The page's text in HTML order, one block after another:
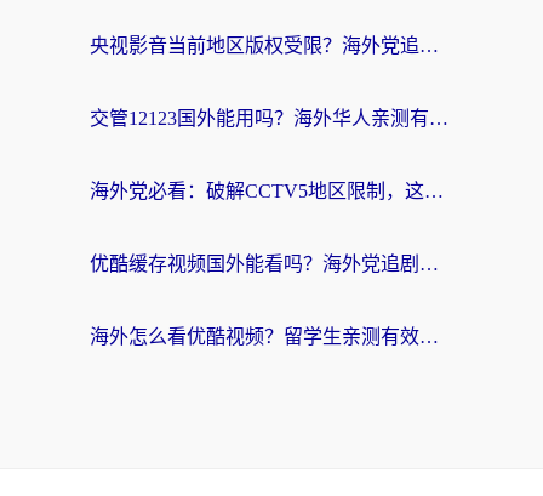
央视影音当前地区版权受限？海外党追剧看片的终极解决方案来了
交管12123国外能用吗？海外华人亲测有效的回国加速器选择指南
海外党必看：破解CCTV5地区限制，这样看欧洲杯奥运直播才够爽！
优酷缓存视频国外能看吗？海外党追剧看片的终极解决方案来了
海外怎么看优酷视频？留学生亲测有效的回国加速器选择指南